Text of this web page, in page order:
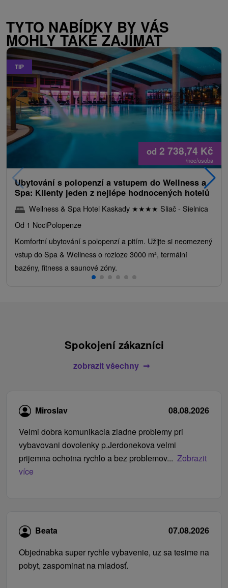
TYTO NABÍDKY BY VÁS
MOHLY TAKÉ ZAJÍMAT
TIP
od 2 738,74 Kč
/noc/osoba
Ubytování s polopenzí a vstupem do Wellness a
Spa: Klienty jeden z nejlépe hodnocených hotelů
Wellness & Spa Hotel Kaskady ★★★★ Sliač - Sielnica
Od 1 NociPolopenze
Komfortní ubytování s polopenzí a pitím. Užijte si neomezený
vstup do Spa & Wellness o rozloze 3000 m², termální
bazény, fitness a saunové zóny.
Spokojení zákazníci
zobrazit všechny
Miroslav
08.08.2026
Velmi dobra komunikacia ziadne problemy pri
vybavovani dovolenky p.Jerdonekova velmi
prijemna ochotna rychlo a bez problemov... Zobrazit
více
Beata
07.08.2026
Objednabka super rychle vybavenie, uz sa tesime na
pobyt, zaspominat na mladosť.